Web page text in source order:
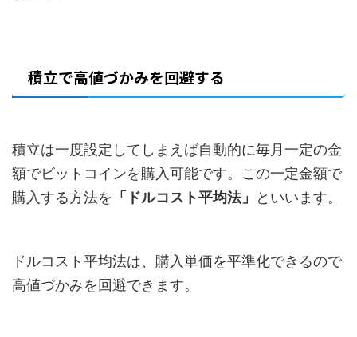
積立で高値づかみを回避する
積立は一度設定してしまえば自動的に毎月一定の金
額でビットコインを購入可能です。この一定金額で
購入する方法を 「ドルコスト平均法」 といいます。
ドルコスト平均法は、購入単価を平準化できるので
高値づかみを回避できます。